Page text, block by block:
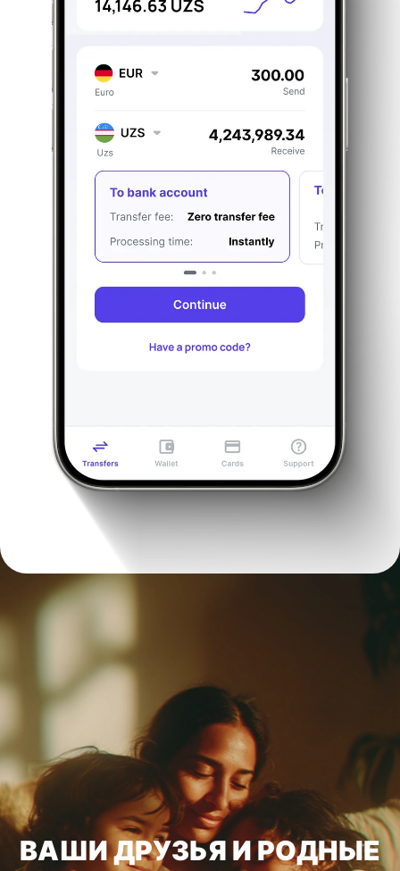
ВАШИ ДРУЗЬЯ И РОДНЫЕ